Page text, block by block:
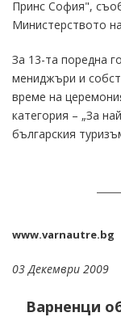
Принс София",
Министерството
За 13-та поредна
мениджъри и
време на
категория – „За
българския
www.varnautre.bg
03 Декември 2009
Варненци